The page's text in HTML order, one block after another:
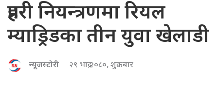
प्रहरी नियन्त्रणमा रियल
म्याड्रिडका तीन युवा खेलाडी
न्यूजस्टोरी २९ भाद्र २०८०, शुक्रबार